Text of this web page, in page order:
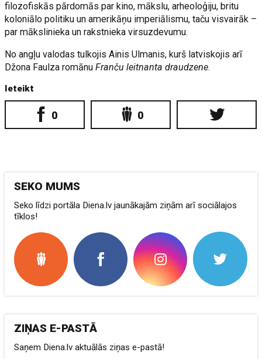
filozofiskās pārdomās par kino, mākslu, arheoloģiju, britu
koloniālo politiku un amerikāņu imperiālismu, taču visvairāk –
par mākslinieka un rakstnieka virsuzdevumu.
No angļu valodas tulkojis Ainis Ulmanis, kurš latviskojis arī
Džona Faulza romānuFranču leitnanta draudzene.
Ieteikt
0 0
SEKO MUMS
Seko līdzi portāla Diena.lv jaunākajām ziņām arī sociālajos
tīklos!
ZIŅAS E-PASTĀ
Saņem Diena.lv aktuālās ziņas e-pastā!